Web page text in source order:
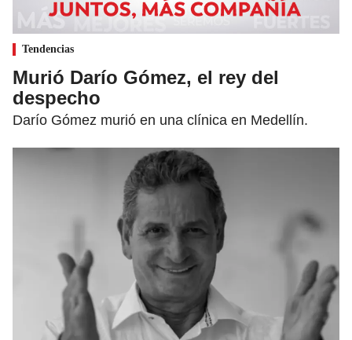
Tendencias
Murió Darío Gómez, el rey del
despecho
Darío Gómez murió en una clínica en Medellín.